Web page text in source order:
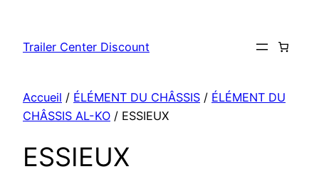
contenu
Trailer Center Discount
Accueil / ÉLÉMENT DU CHÂSSIS / ÉLÉMENT DU
CHÂSSIS AL-KO / ESSIEUX
ESSIEUX